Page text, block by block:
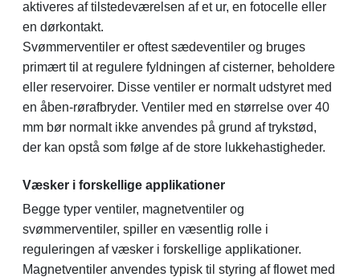
aktiveres af tilstedeværelsen af et ur, en fotocelle eller
en dørkontakt.
Svømmerventiler er oftest sædeventiler og bruges
primært til at regulere fyldningen af cisterner, beholdere
eller reservoirer. Disse ventiler er normalt udstyret med
en åben-rørafbryder. Ventiler med en størrelse over 40
mm bør normalt ikke anvendes på grund af trykstød,
der kan opstå som følge af de store lukkehastigheder.
Væsker i forskellige applikationer
Begge typer ventiler, magnetventiler og
svømmerventiler, spiller en væsentlig rolle i
reguleringen af væsker i forskellige applikationer.
Magnetventiler anvendes typisk til styring af flowet med